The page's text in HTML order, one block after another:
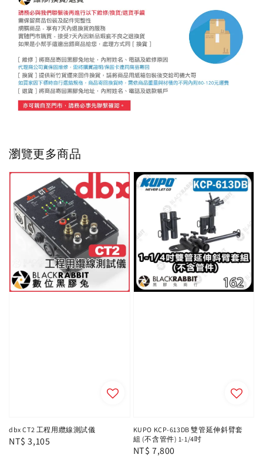
瀏覽更多商品
dbx CT2 工程用纜線測試儀
Regular
NT$ 3,105
KUPO KCP-613DB 雙管延伸斜臂套
組 (不含管件) 1-1/4吋
Regular
NT$ 7,800